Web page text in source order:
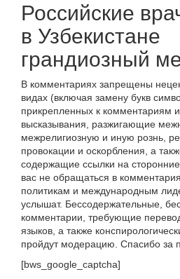
Российские
в Узбекистане
грандиозный
В комментариях запрещены
видах (включая замену букв
прикрепленных к комментариям
высказывания, разжигающие
межрелигиозную и иную рознь,
провокации и оскорбления, а
содержащие ссылки на
вас не обращаться в
политикам и международным
услышат. Бессодержательные,
комментарии, требующие
языков, а также
пройдут модерацию. Спасибо за
[bws_google_captcha]